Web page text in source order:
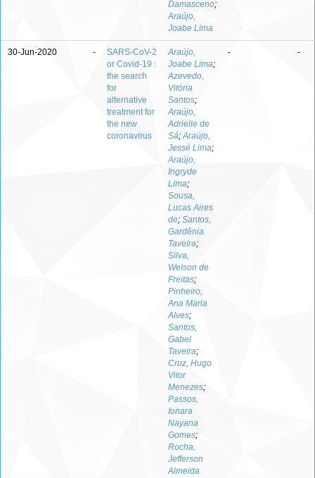
Damasceno;
Araújo,
Joabe Lima
30-Jun-2020 -
SARS-CoV-2
or Covid-19 :
the search
for
alternative
treatment for
the new
coronavirus
Araújo,
Joabe Lima;
Azevedo,
Vitória
Santos;
Araújo,
Adrielle de
Sá;Araújo,
Jessé Lima;
Araújo,
Ingryde
Lima;
Sousa,
Lucas Aires
de; Santos,
Gardênia
Taveira;
Silva,
Welson de
Freitas;
Pinheiro,
Ana Maria
Alves;
Santos,
Gabel
Taveira;
Cruz, Hugo
Vitor
Menezes;
Passos,
Ionara
Nayana
Gomes;
Rocha,
Jefferson
Almeida
- -